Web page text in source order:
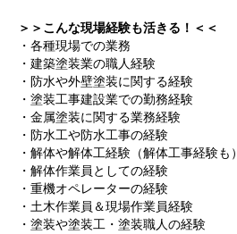
＞＞こんな現場経験も活きる！＜＜
・各種現場での業務
・建築塗装業の職人経験
・防水や外壁塗装に関する経験
・塗装工事建設業での勤務経験
・金属塗装に関する業務経験
・防水工や防水工事の経験
・解体や解体工経験（解体工事経験も）
・解体作業員としての経験
・重機オペレーターの経験
・土木作業員＆現場作業員経験
・塗装や塗装工・塗装職人の経験